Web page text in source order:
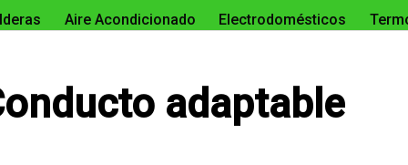
Aire Acondicionado Electrodomésticos
adaptable